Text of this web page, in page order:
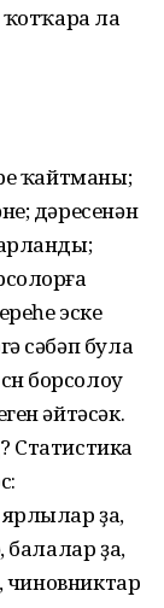
ла
ҡайтманы;
дәресенән
эске
сәбәп була
борсолоу
әйтәсәк.
Статистика
ҙа,
балалар ҙа,
чиновниктар